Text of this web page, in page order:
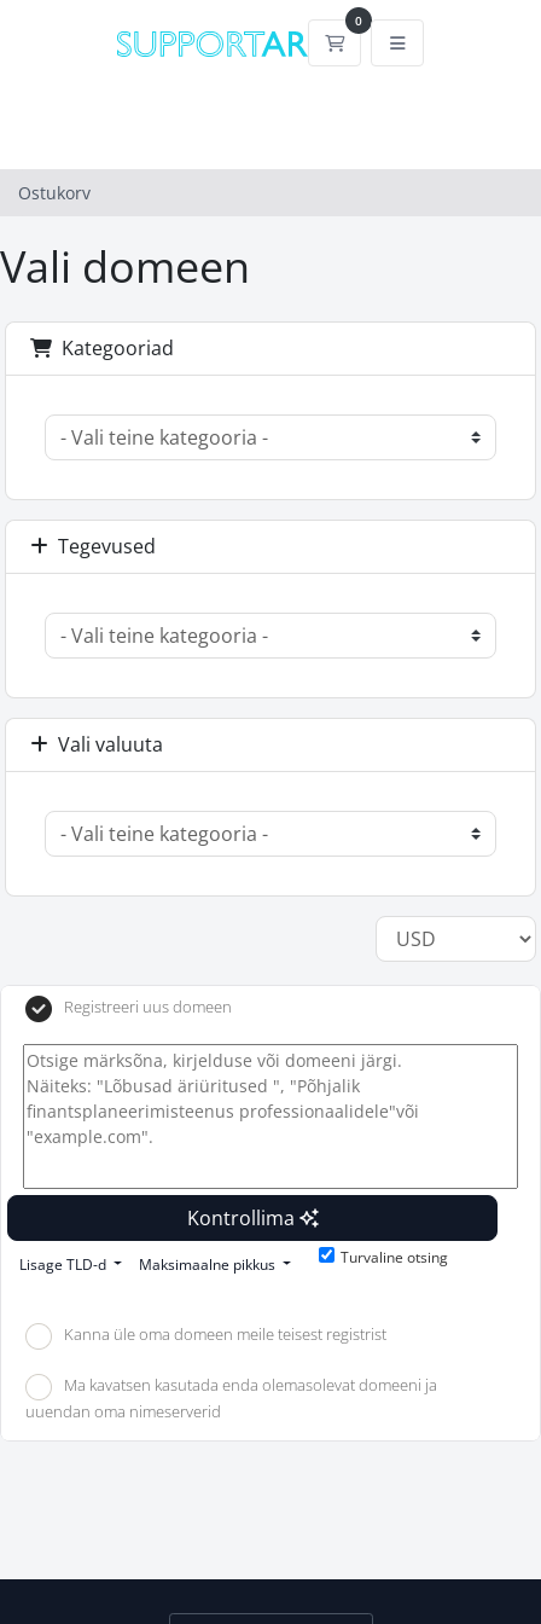
0
Ostukorv
Ostukorv
Vali domeen
Kategooriad
Tegevused
Vali valuuta
Registreeri uus domeen
Kontrollima
Lisage TLD-d Maksimaalne pikkus Turvaline otsing
Kanna üle oma domeen meile teisest registrist
Ma kavatsen kasutada enda olemasolevat domeeni ja
uuendan oma nimeserverid